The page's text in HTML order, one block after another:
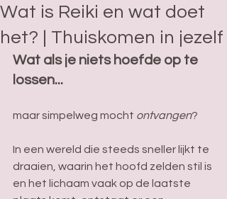
Wat is Reiki en wat doet
het? | Thuiskomen in jezelf
Wat als je niets hoefde op te
lossen...
maar simpelweg mocht ontvangen?
In een wereld die steeds sneller lijkt te
draaien, waarin het hoofd zelden stil is
en het lichaam vaak op de laatste